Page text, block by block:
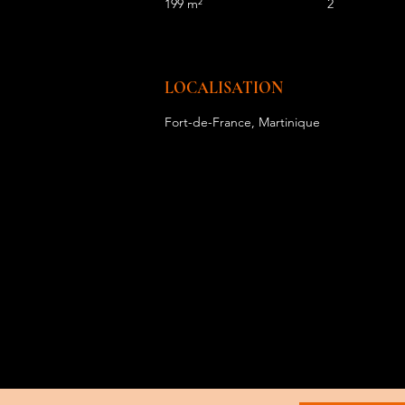
199 m² 2
LOCALISATION
Fort-de-France, Martinique